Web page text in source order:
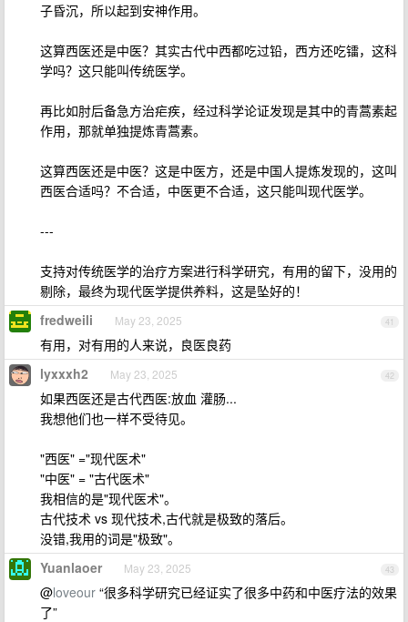
子昏沉，所以起到安神作用。
这算西医还是中医？其实古代中西都吃过铅，西方还吃镭，这科
学吗？这只能叫传统医学。
再比如肘后备急方治疟疾，经过科学论证发现是其中的青蒿素起
作用，那就单独提炼青蒿素。
这算西医还是中医？这是中医方，还是中国人提炼发现的，这叫
西医合适吗？不合适，中医更不合适，这只能叫现代医学。
---
支持对传统医学的治疗方案进行科学研究，有用的留下，没用的
剔除，最终为现代医学提供养料，这是坠好的！
41
fredweili May 23, 2025
有用，对有用的人来说，良医良药
42
lyxxxh2 May 23, 2025
如果西医还是古代西医:放血 灌肠...
我想他们也一样不受待见。
"西医" ="现代医术"
"中医" = "古代医术"
我相信的是"现代医术"。
古代技术 vs 现代技术,古代就是极致的落后。
没错,我用的词是"极致"。
43
Yuanlaoer May 23, 2025
@loveour “很多科学研究已经证实了很多中药和中医疗法的效果
了”